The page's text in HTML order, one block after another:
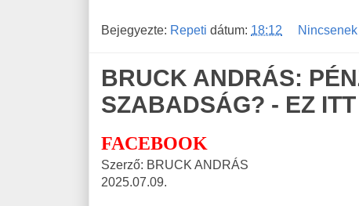
Bejegyezte: Repeti dátum: 18:12
BRUCK ANDRÁS:
SZABADSÁG? - EZ
FACEBOOK
Szerző: BRUCK ANDRÁS
2025.07.09.